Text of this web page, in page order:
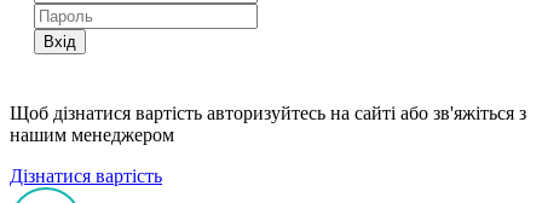
Вхід
Щоб дізнатися вартість авторизуйтесь на сайті або зв'яжіться з
нашим менеджером
Дізнатися вартість